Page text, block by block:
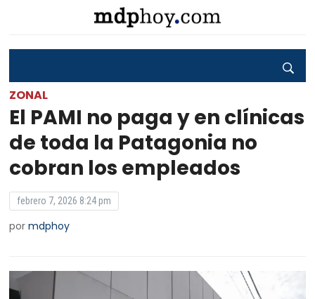
ZONAL
El PAMI no paga y en clínicas
de toda la Patagonia no
cobran los empleados
febrero 7, 2026 8:24 pm
pormdphoy